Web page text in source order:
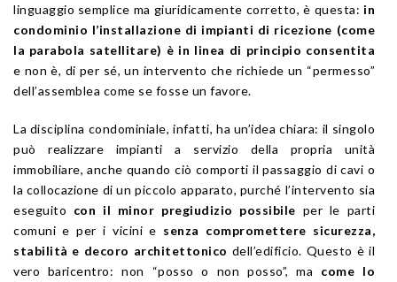
linguaggio semplice ma giuridicamente corretto, è questa: in
condominio l’installazione di impianti di ricezione (come
la parabola satellitare) è in linea di principio consentita
e non è, di per sé, un intervento che richiede un “permesso”
dell’assemblea come se fosse un favore.
La disciplina condominiale, infatti, ha un’idea chiara: il singolo
può realizzare impianti a servizio della propria unità
immobiliare, anche quando ciò comporti il passaggio di cavi o
la collocazione di un piccolo apparato, purché l’intervento sia
eseguito con il minor pregiudizio possibile per le parti
comuni e per i vicini e senza compromettere sicurezza,
stabilità e decoro architettonico dell’edificio. Questo è il
vero baricentro: non “posso o non posso”, ma come lo